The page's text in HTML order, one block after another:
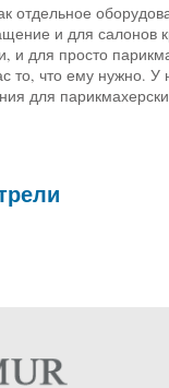
отдельное
и для салонов
и для просто
то, что ему нужно. У
для